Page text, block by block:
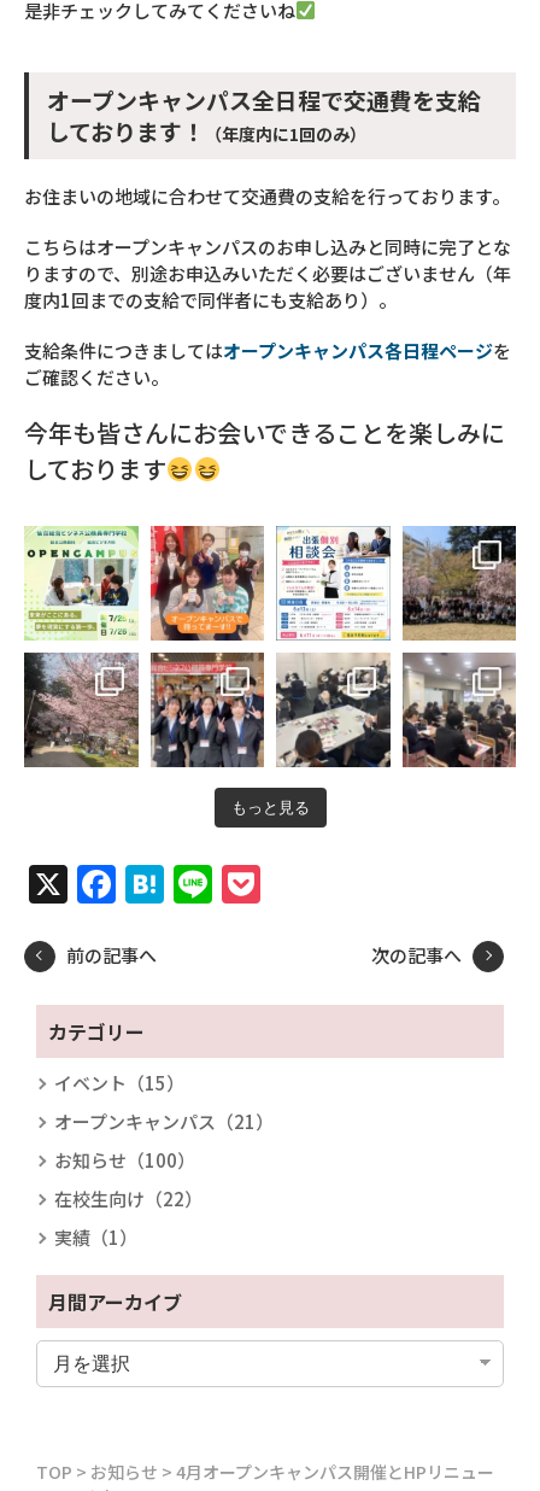
是非チェックしてみてくださいね
オープンキャンパス全日程で交通費を支給
しております！
（年度内に1回のみ）
お住まいの地域に合わせて交通費の支給を行っております。
こちらはオープンキャンパスのお申し込みと同時に完了とな
りますので、別途お申込みいただく必要はございません（年
度内1回までの支給で同伴者にも支給あり）。
支給条件につきましてはオープンキャンパス各日程ページを
ご確認ください。
今年も皆さんにお会いできることを楽しみに
しております
もっと見る
X Facebook
Hatena
Line
前の記事へ 次の記事へ
カテゴリー
イベント（15）
オープンキャンパス（21）
お知らせ（100）
在校生向け（22）
実績（1）
月間アーカイブ
TOP > お知らせ > 4月オープンキャンパス開催とHPリニュー